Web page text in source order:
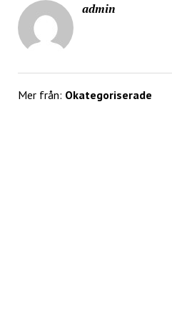
admin
Mer från: Okategoriserade